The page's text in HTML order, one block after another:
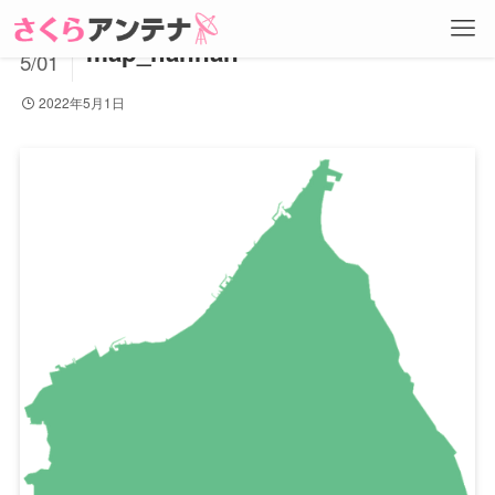
map_hannan
2022
5/01
2022年5月1日